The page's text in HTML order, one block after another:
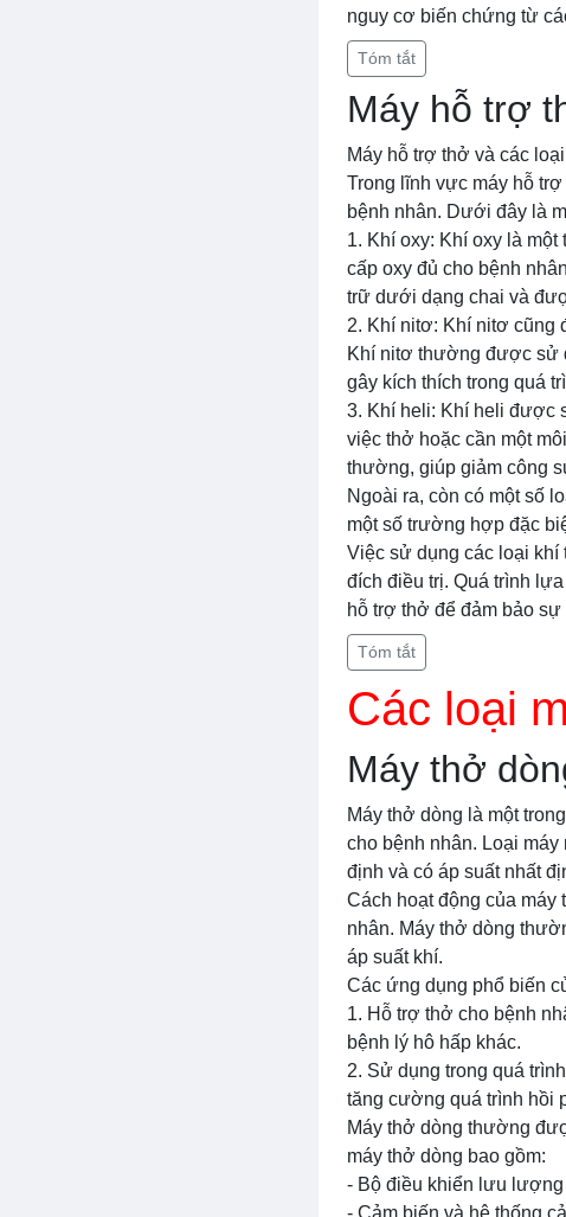
nguy cơ biến chứng từ
Tóm tắt
Máy hỗ trợ
Máy hỗ trợ thở và các
Trong lĩnh vực máy hỗ
bệnh nhân. Dưới đây là
1. Khí oxy: Khí oxy là
cấp oxy đủ cho bệnh
trữ dưới dạng chai và
2. Khí nitơ: Khí nitơ cũng
Khí nitơ thường được sử
gây kích thích trong quá
3. Khí heli: Khí heli được
việc thở hoặc cần một
thường, giúp giảm công
Ngoài ra, còn có một số
một số trường hợp đặc
Việc sử dụng các loại khí
đích điều trị. Quá trình
hỗ trợ thở để đảm bảo
Tóm tắt
Các loại
Máy thở
Máy thở dòng là một
cho bệnh nhân. Loại
định và có áp suất nhất
Cách hoạt động của
nhân. Máy thở dòng
áp suất khí.
Các ứng dụng phổ biến
1. Hỗ trợ thở cho bệnh
bệnh lý hô hấp khác.
2. Sử dụng trong quá
tăng cường quá trình hồi
Máy thở dòng thường
máy thở dòng bao gồm:
- Bộ điều khiển lưu lượng
- Cảm biến và hệ thống